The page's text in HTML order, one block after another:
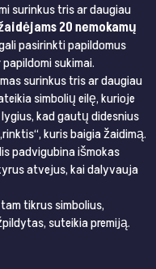
surinkus tris ar daugiau
20 nemokamų
pasirinkti papildomus
sukimai.
surinkus tris ar daugiau
simbolių eilę, kurioje
kad gautų didesnius
kuris baigia žaidimą.
padvigubina išmokas
atvejus, kai dalyvauja
tikrus simbolius,
suteikia premiją.